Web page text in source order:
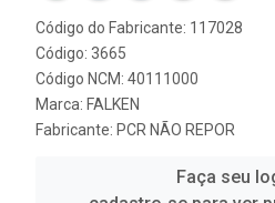
Código do Fabricante: 117028
Código: 3665
Código NCM: 40111000
Marca: FALKEN
Fabricante: PCR NÃO REPOR
Faça seu